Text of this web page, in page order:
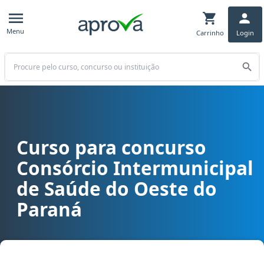
Menu Carrinho Login
Buscar
Curso para concurso CISOP (PR) - Consórcio Intermunicipal de
Curso para concurso
Consórcio Intermunicipal
de Saúde do Oeste do
Paraná